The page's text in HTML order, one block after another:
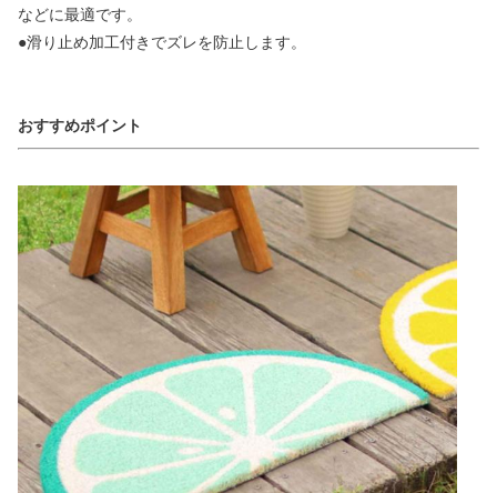
などに最適です。
●滑り止め加工付きでズレを防止します。
おすすめポイント